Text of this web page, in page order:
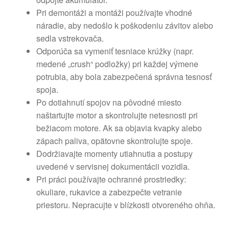
Pri demontáži a montáži používajte vhodné
náradie, aby nedošlo k poškodeniu závitov alebo
sedla vstrekovača.
Odporúča sa vymeniť tesniace krúžky (napr.
medené „crush“ podložky) pri každej výmene
potrubia, aby bola zabezpečená správna tesnosť
spoja.
Po dotiahnutí spojov na pôvodné miesto
naštartujte motor a skontrolujte netesnosti pri
bežiacom motore. Ak sa objavia kvapky alebo
zápach paliva, opätovne skontrolujte spoje.
Dodržiavajte momenty utiahnutia a postupy
uvedené v servisnej dokumentácii vozidla.
Pri práci používajte ochranné prostriedky:
okuliare, rukavice a zabezpečte vetranie
priestoru. Nepracujte v blízkosti otvoreného ohňa.